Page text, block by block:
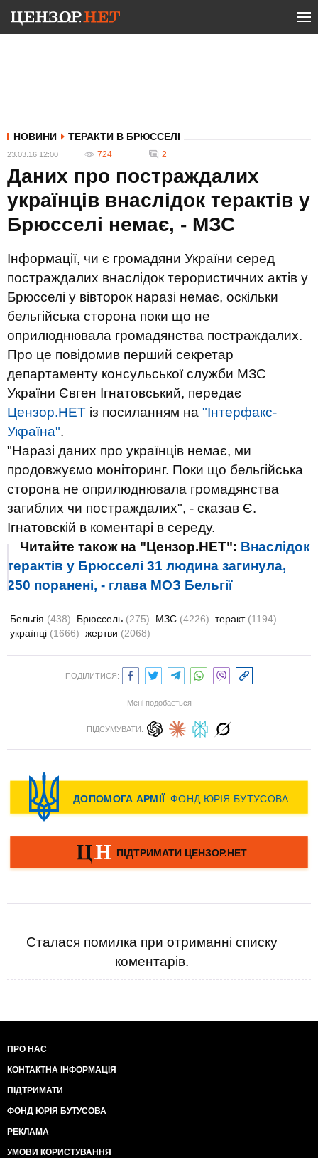
НОВИНИ ТЕРАКТИ В БРЮССЕЛІ
23.03.16 12:00 724 2
Даних про постраждалих
українців внаслідок терактів у
Брюсселі немає, - МЗС
Інформації, чи є громадяни України серед
постраждалих внаслідок терористичних актів у
Брюсселі у вівторок наразі немає, оскільки
бельгійська сторона поки що не
оприлюднювала громадянства постраждалих.
Про це повідомив перший секретар
департаменту консульської служби МЗС
України Євген Ігнатовський, передає
Цензор.НЕТ із посиланням на "Інтерфакс-
Україна".
"Наразі даних про українців немає, ми
продовжуємо моніторинг. Поки що бельгійська
сторона не оприлюднювала громадянства
загиблих чи постраждалих", - сказав Є.
Ігнатовскій в коментарі в середу.
Читайте також на "Цензор.НЕТ": Внаслідок
терактів у Брюсселі 31 людина загинула,
250 поранені, - глава МОЗ Бельгії
Бельгія (438) Брюссель (275) МЗС (4226) теракт (1194)
українці (1666) жертви (2068)
ПОДІЛИТИСЯ:
Мені подобається
ПІДСУМУВАТИ:
Сталася помилка при отриманні списку
коментарів.
ПРО НАС
КОНТАКТНА ІНФОРМАЦІЯ
ПІДТРИМАТИ
ФОНД ЮРІЯ БУТУСОВА
РЕКЛАМА
УМОВИ КОРИСТУВАННЯ